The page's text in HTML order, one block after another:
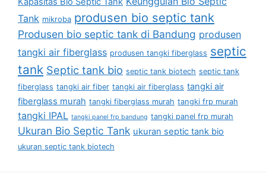
Tank mikroba produsen bio septic tank
Produsen bio septic tank di Bandung produsen
tangki air fiberglass produsen tangki fiberglass septic
tank Septic tank bio septic tank biotech septic tank
fiberglass tangki air fiber tangki air fiberglass tangki air
fiberglass murah tangki fiberglass murah tangki frp murah
tangki IPAL tangki panel frp bandung tangki panel frp murah
Ukuran Bio Septic Tank ukuran septic tank bio
ukuran septic tank biotech